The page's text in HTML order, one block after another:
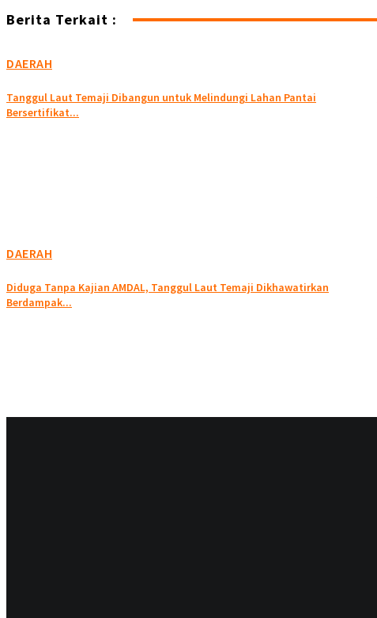
Berita Terkait :
DAERAH
Tanggul Laut Temaji Dibangun untuk Melindungi Lahan Pantai
Bersertifikat...
DAERAH
Diduga Tanpa Kajian AMDAL, Tanggul Laut Temaji Dikhawatirkan
Berdampak...